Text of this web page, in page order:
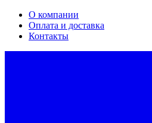
О компании
Оплата и доставка
Контакты